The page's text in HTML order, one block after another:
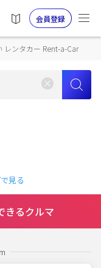
会員登録
レンタカー Rent-a-Car
見る
きるクルマ